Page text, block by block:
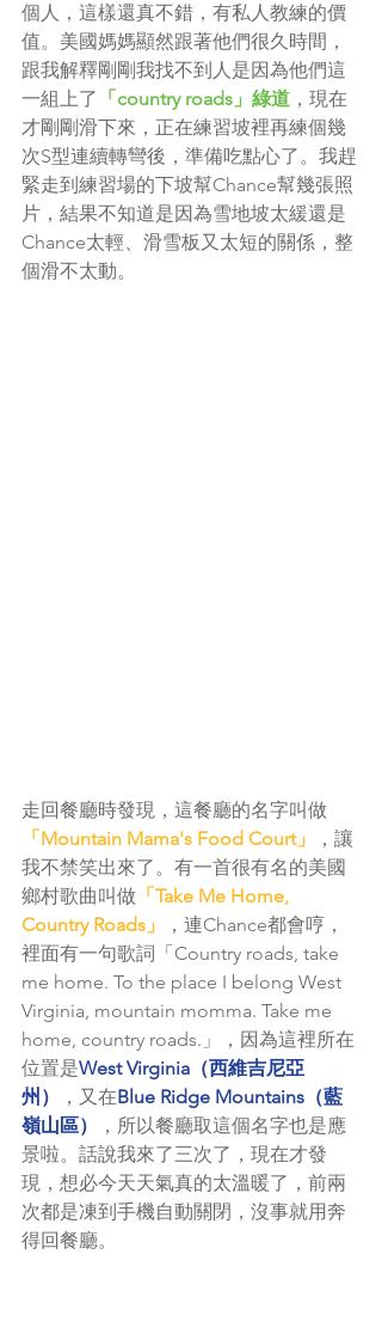
個人，這樣還真不錯，有私人教練的價
值。美國媽媽顯然跟著他們很久時間，
跟我解釋剛剛我找不到人是因為他們這
一組上了 「country roads」綠道 ，現在
才剛剛滑下來，正在練習坡裡再練個幾
次S型連續轉彎後，準備吃點心了。我趕
緊走到練習場的下坡幫Chance幫幾張照
片，結果不知道是因為雪地坡太緩還是
Chance太輕、滑雪板又太短的關係，整
個滑不太動。
走回餐廳時發現，這餐廳的名字叫做
「Mountain Mama's Food Court」
，讓
我不禁笑出來了。有一首很有名的美國
鄉村歌曲叫做 「Take Me Home,
Country Roads」
，連Chance都會哼，
裡面有一句歌詞「Country roads, take
me home. To the place I belong West
Virginia, mountain momma. Take me
home, country roads.」，因為這裡所在
位置是West Virginia（西維吉尼亞
州）
，又在Blue Ridge Mountains（藍
嶺山區）
，所以餐廳取這個名字也是應
景啦。話說我來了三次了，現在才發
現，想必今天天氣真的太溫暖了，前兩
次都是凍到手機自動關閉，沒事就用奔
得回餐廳。